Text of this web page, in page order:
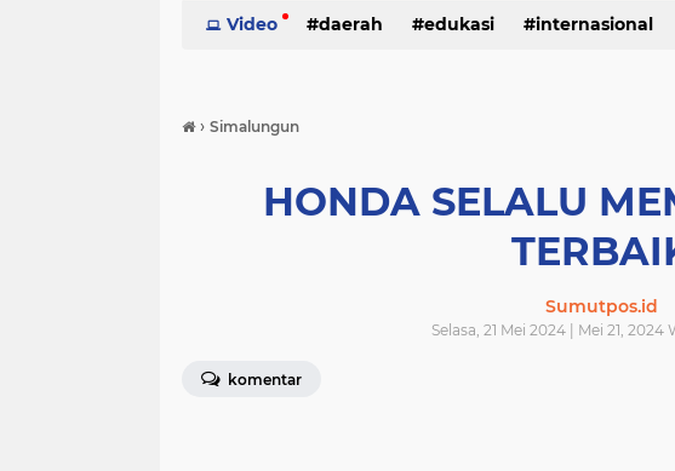
Video daerah edukasi internasional
› Simalungun
HONDA SELALU
Sumutpos.id
Selasa, 21 Mei 2024 | Mei 21, 2024
komentar